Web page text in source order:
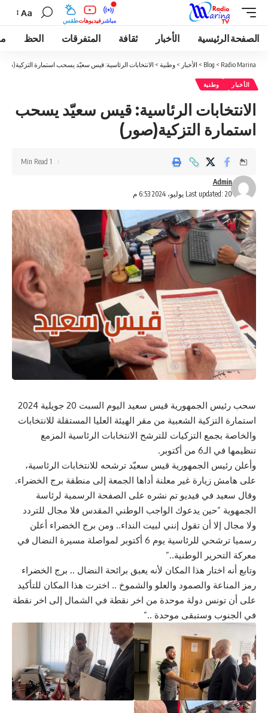
طقسفيديوهات مباشر
Aa
الصفحة الرئيسية الأخبار ثقافة المتفرقات الحظ
Radio Marina
>
Blog
> الأخبار > وطنية > الانتخابات الرئاسية: قيس سعيّد يسحب استمارة التزكية(صور)
الأخبار وطنية
الانتخابات الرئاسية: قيس سعيّد يسحب
استمارة التزكية(صور)
Last updated: 20 يوليو، 2024 6:53 م
Admin
1 Min Read
سحب رئيس الجمهورية قيس سعيد اليوم السبت 20 جويلية 2024
استمارة التزكية الشعبية من مقر الهيئة العليا المستقلة للانتخابات
والخاصة بجمع التزكيات للترشح الانتخابات الرئاسية المزمع
تنظيمها في الـ6 من أكتوبر.
وأعلن رئيس الجمهورية قيس سعيّد ترشحه للانتخابات الرئاسية،
على هامش زيارة غير معلنة أداها الجمعة إلى منطقة برج الخضراء.
وقال سعيد في فيديو تم نشره على الصفحة الرسمية لرئاسة
الجمهوية ”حين يدعوك الواجب الوطني المقدس فلا مجال للتردد
ولا مجال إلا أن تقول إنني لبيت النداء.. ومن برج الخضراء أعلن
رسميا ترشحي للرئاسية يوم 6 أكتوبر لمواصلة مسيرة النضال في
معركة التحرير الوطنية..”
وتابع أنه اختار هذا المكان لأنه يعبق برائحة النضال .. برج الخضراء
رمز المناعة والصمود والعلو والشموخ .. اخترت هذا المكان للتأكيد
على أن تونس دولة موحدة من اخر نقطة في الشمال إلى اخر نقطة
في الجنوب وستبقى موحدة ..”